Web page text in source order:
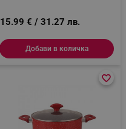
15.99 € / 31.27 лв.
Добави в количка
favorite_border
favorite_border